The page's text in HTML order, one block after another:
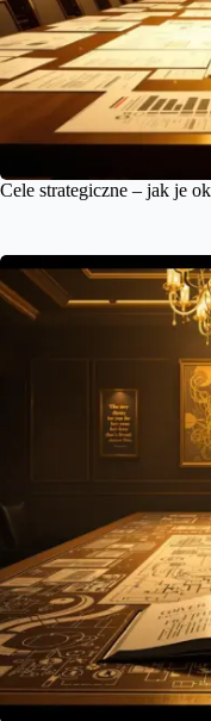
Cele strategiczne – jak je